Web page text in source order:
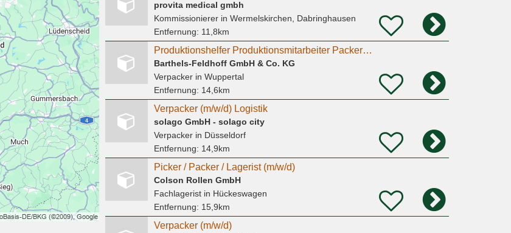
provita medical gmbh
Kommissioniererin Wermelskirchen, Dabringhausen
Entfernung: 11,8km
Produktionshelfer Produktionsmitarbeiter Packer (m/w/d)
Barthels-Feldhoff GmbH & Co. KG
Verpackerin Wuppertal
Entfernung: 14,6km
Verpacker (m/w/d) Logistik
solago GmbH - solago city
Verpackerin Düsseldorf
Entfernung: 14,9km
Picker / Packer / Lagerist (m/w/d)
Colson Rollen GmbH
Fachlageristin Hückeswagen
Entfernung: 15,9km
Verpacker (m/w/d)